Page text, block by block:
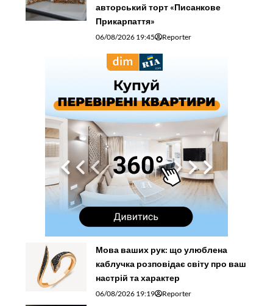
авторський торт «Писанкове
Прикарпаття»
06/08/2026 19:45 Reporter
Мова ваших рук: що улюблена
каблучка розповідає світу про ваш
настрій та характер
06/08/2026 19:19 Reporter